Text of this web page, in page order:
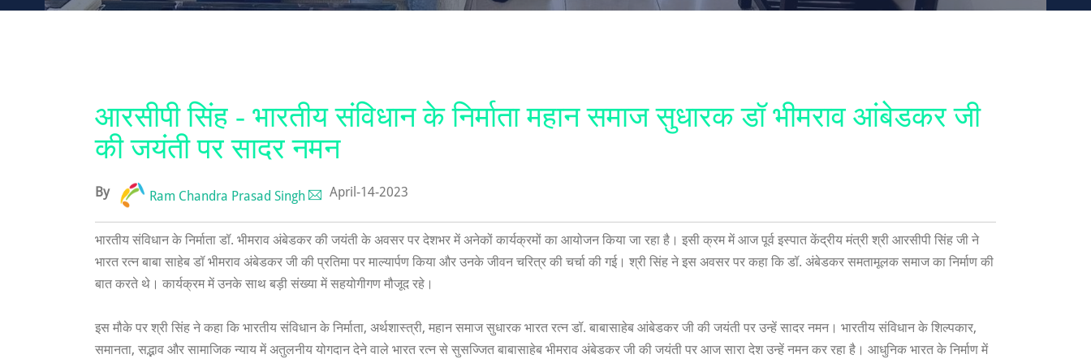
आरसीपी सिंह - भारतीय संविधान के निर्माता महान समाज सुधारक डॉ भीमराव आंबेडकर जी
की जयंती पर सादर नमन
By Ram Chandra Prasad Singh April-14-2023
भारतीय संविधान के निर्माता डॉ. भीमराव अंबेडकर की जयंती के अवसर पर देशभर में अनेकों कार्यक्रमों का आयोजन किया जा रहा है। इसी क्रम में आज पूर्व इस्पात केंद्रीय मंत्री श्री आरसीपी सिंह जी ने
भारत रत्न बाबा साहेब डॉ भीमराव अंबेडकर जी की प्रतिमा पर माल्यार्पण किया और उनके जीवन चरित्र की चर्चा की गई। श्री सिंह ने इस अवसर पर कहा कि डॉ. अंबेडकर समतामूलक समाज का निर्माण की
बात करते थे। कार्यक्रम में उनके साथ बड़ी संख्या में सहयोगीगण मौजूद रहे।
इस मौके पर श्री सिंह ने कहा कि भारतीय संविधान के निर्माता, अर्थशास्त्री, महान समाज सुधारक भारत रत्न डॉ. बाबासाहेब आंबेडकर जी की जयंती पर उन्हें सादर नमन। भारतीय संविधान के शिल्पकार,
समानता, सद्भाव और सामाजिक न्याय में अतुलनीय योगदान देने वाले भारत रत्न से सुसज्जित बाबासाहेब भीमराव अंबेडकर जी की जयंती पर आज सारा देश उन्हें नमन कर रहा है। आधुनिक भारत के निर्माण में